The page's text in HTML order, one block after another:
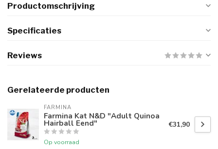
Productomschrijving
Specificaties
Reviews
Gerelateerde producten
FARMINA
Farmina Kat N&D "Adult Quinoa
Hairball Eend"
Op voorraad
€31,90